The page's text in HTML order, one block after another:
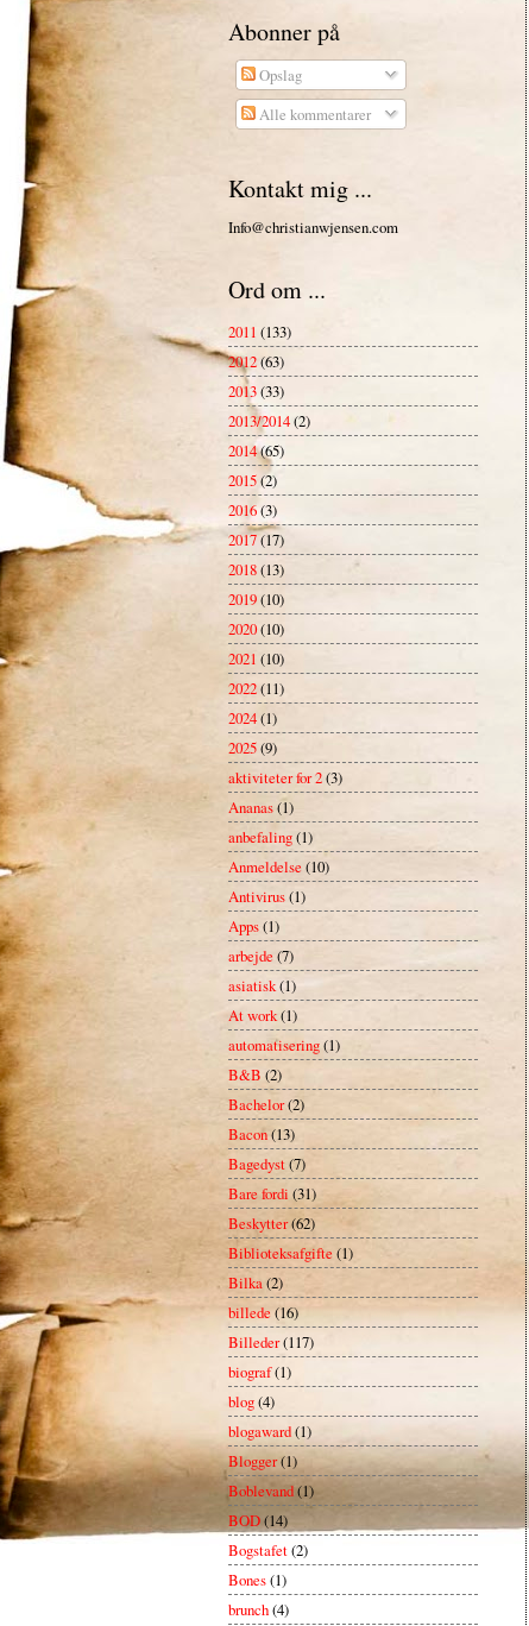
Abonner på
Opslag
Alle kommentarer
Kontakt mig ...
Info@christianwjensen.com
Ord om ...
2011 (133)
2012(63)
2013(33)
2013/2014(2)
2014(65)
2015(2)
2016(3)
2017(17)
2018(13)
2019(10)
2020(10)
2021 (10)
2022(11)
2024(1)
2025(9)
aktiviteter for 2(3)
Ananas(1)
anbefaling(1)
Anmeldelse(10)
Antivirus(1)
Apps(1)
arbejde (7)
asiatisk(1)
At work(1)
automatisering(1)
B&B (2)
Bachelor(2)
Bacon(13)
Bagedyst(7)
Bare fordi (31)
Beskytter(62)
Biblioteksafgifte (1)
Bilka(2)
billede (16)
Billeder(117)
biograf(1)
blog(4)
blogaward(1)
Blogger(1)
Boblevand(1)
BOD(14)
Bogstafet(2)
Bones(1)
brunch(4)